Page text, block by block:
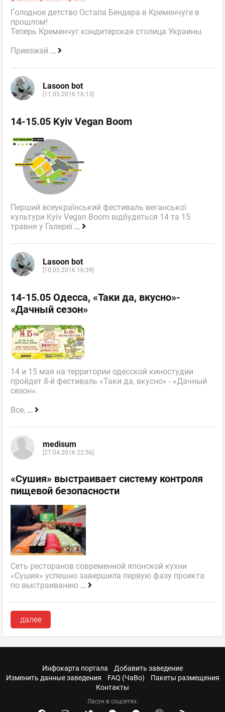
Голодное детство Остапа Бендера в Кременчуге в
прошлом!
Теперь Кременчуг кондитерская столица Украины.
Приезжай ...
Lasoon bot
[11.05.2016 16:13]
14-15.05 Kyiv Vegan Boom
Перший всеукраїнський фестиваль веганської
культури Kyiv Vegan Boom відбудеться 14 та 15
травня у Галереї ...
Lasoon bot
[10.05.2016 16:39]
14-15.05 Одесса, «Таки да, вкусно»-
«Дачный сезон»
14 и 15 мая на территории одесской киностудии
пройдет 8-й фестиваль «Таки да, вкусно» - «Дачный
сезон».
Все, ...
medisum
[27.04.2016 22:56]
«Сушия» выстраивает систему контроля
пищевой безопасности
Сеть ресторанов современной японской кухни
«Сушия» успешно завершила первую фазу проекта
по выстраиванию ...
далее
Инфокарта портала
Добавить заведение
Изменить данные заведения
FAQ (ЧаВо)
Пакеты размещения
Контакты
Ласун в соцсетях: